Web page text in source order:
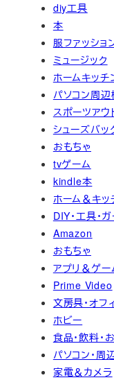
diy工具
本
服ファッショ
ミュージック
ホームキッチ
パソコン周辺
スポーツアウ
シューズバッ
おもちゃ
tvゲーム
kindle本
ホーム＆キッ
DIY・工具・
Amazon
おもちゃ
アプリ＆ゲー
Prime Video
文房具・オフ
ホビー
食品・飲料・
パソコン・周
家電＆カメラ